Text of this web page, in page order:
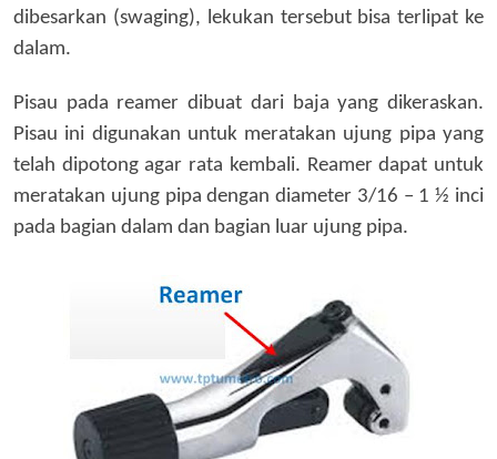
dibesarkan (swaging), lekukan tersebut bisa terlipat ke
dalam.
Pisau pada reamer dibuat dari baja yang dikeraskan.
Pisau ini digunakan untuk meratakan ujung pipa yang
telah dipotong agar rata kembali. Reamer dapat untuk
meratakan ujung pipadengan diameter 3/16 – 1 ½ inci
pada bagian dalam dan bagian luar ujung pipa.